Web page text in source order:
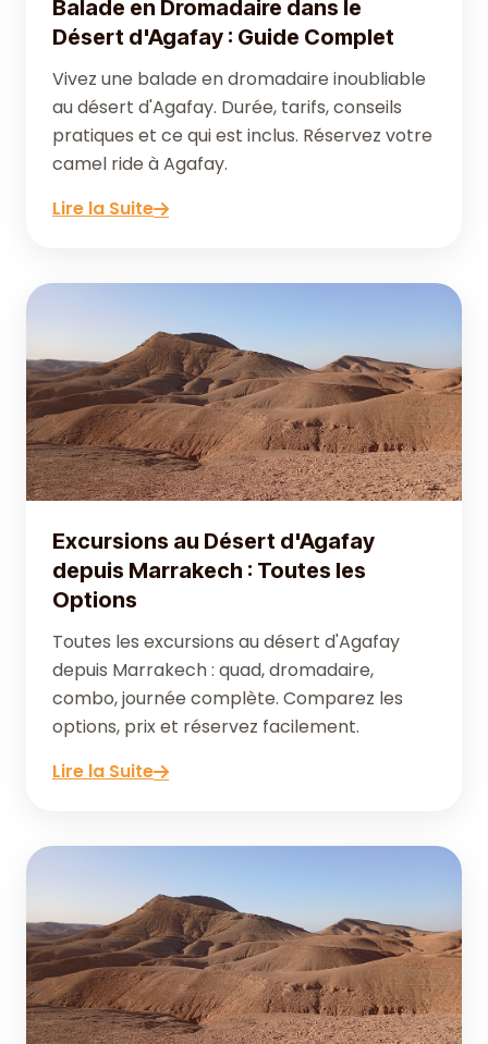
Balade en Dromadaire dans le
Désert d'Agafay : Guide Complet
Vivez une balade en dromadaire inoubliable
au désert d'Agafay. Durée, tarifs, conseils
pratiques et ce qui est inclus. Réservez votre
camel ride à Agafay.
Lire la Suite
Excursions au Désert d'Agafay
depuis Marrakech : Toutes les
Options
Toutes les excursions au désert d'Agafay
depuis Marrakech : quad, dromadaire,
combo, journée complète. Comparez les
options, prix et réservez facilement.
Lire la Suite